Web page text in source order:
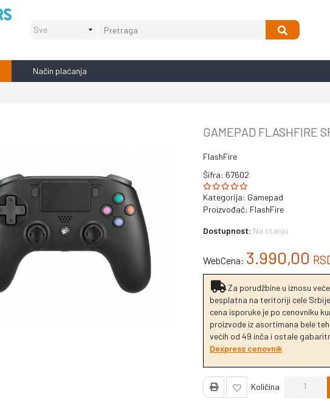
Način plaćanja
GAMEPAD FLASHFIRE
FlashFire
Šifra: 67602
Kategorija: Gamepad
Proizvođač: FlashFire
Dostupnost: Na stanju
WebCena: 3.990,00
Za porudžbine u iznosu
besplatna na teritoriji cele
cena isporuke je po cenovniku
proizvode iz asortimana bele
većih od 49 inča i ostale
Dexpress cenovnik
Količina